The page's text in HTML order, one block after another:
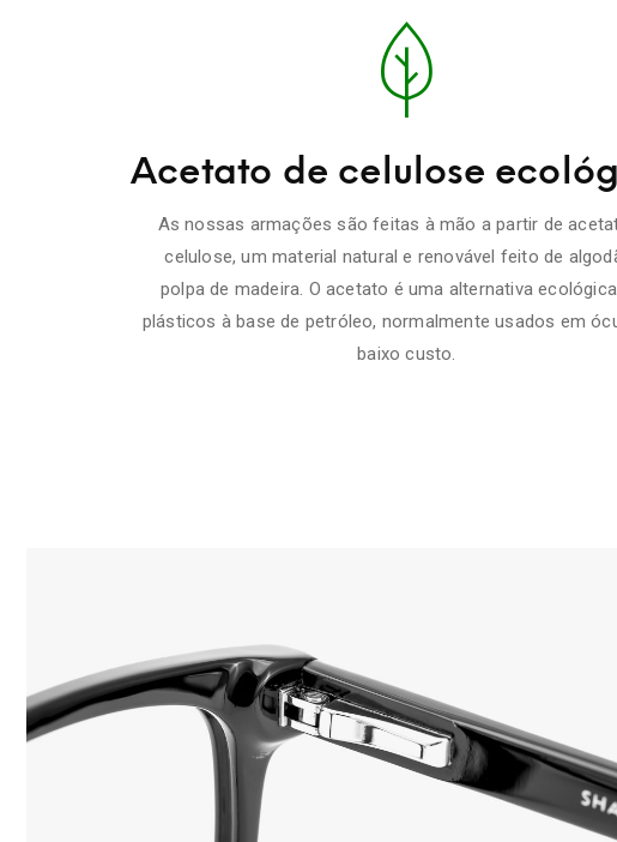
Acetato de celulose
As nossas armações são feitas à mão a partir de
celulose, um material natural e renovável feito de
polpa de madeira. O acetato é uma alternativa
plásticos à base de petróleo, normalmente usados em
baixo custo.